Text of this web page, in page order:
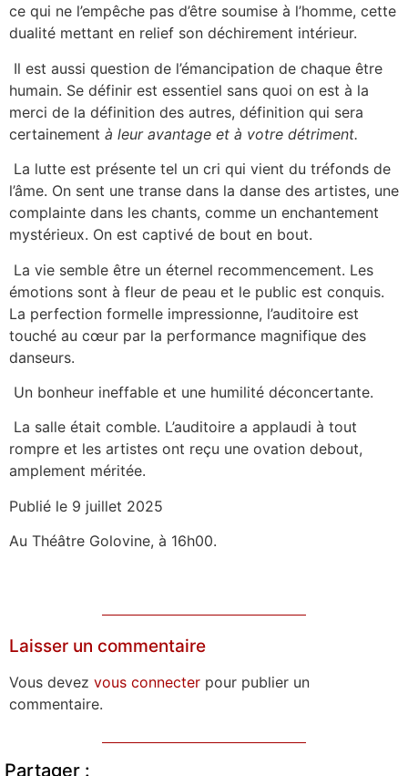
ce qui ne l’empêche pas d’être soumise à l’homme, cette
dualité mettant en relief son déchirement intérieur.
Il est aussi question de l’émancipation de chaque être
humain. Se définir est essentiel sans quoi on est à la
merci de la définition des autres, définition qui sera
certainement à leur avantage et à votre détriment.
La lutte est présente tel un cri qui vient du tréfonds de
l’âme. On sent une transe dans la danse des artistes, une
complainte dans les chants, comme un enchantement
mystérieux. On est captivé de bout en bout.
La vie semble être un éternel recommencement. Les
émotions sont à fleur de peau et le public est conquis.
La perfection formelle impressionne, l’auditoire est
touché au cœur par la performance magnifique des
danseurs.
Un bonheur ineffable et une humilité déconcertante.
La salle était comble. L’auditoire a applaudi à tout
rompre et les artistes ont reçu une ovation debout,
amplement méritée.
Publié le 9 juillet 2025
Au Théâtre Golovine, à 16h00.
Laisser un commentaire
Vous devez vous connecter pour publier un
commentaire.
Partager :